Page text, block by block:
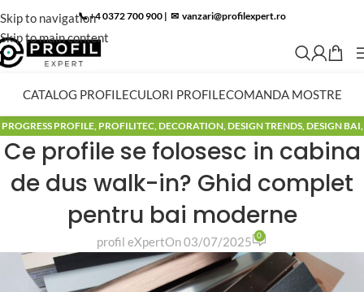
Skip to navigation
Skip to main content
📞 +4 0372 700 900 | ✉︎ vanzari@profilexpert.ro
CATALOG PROFILECULORI PROFILECOMANDA MOSTRE
PROGRESS PROFILE, PROFILITEC,DECORATION,DESIGN TRENDS,DESIGN BAI,
MODELE BAI,BLOG
Ce profile se folosesc in cabina
de dus walk-in? Ghid complet
pentru bai moderne
profil eXpertOn 03/07/2025 0